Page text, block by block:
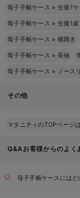
母子手帳ケース × 生後7
母子手帳ケース × 生後1
母子手帳ケース × 横開き
母子手帳ケース × 長袖
母子手帳ケース × ノース
その他
マタニティのTOPページ
Q&Aお客様からのよく
母子手帳ケースには